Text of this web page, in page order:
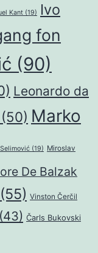
Kant (19)
Ivo
fon
(90)
Leonardo da
(50) Marko
(19) Miroslav
De Balzak
(55) Vinston Čerčil
(43) Čarls Bukovski